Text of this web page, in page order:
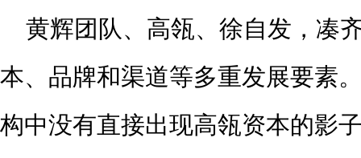
黄辉团队、高瓴、徐自发，凑
本、品牌和渠道等多重发展要素
构中没有直接出现高瓴资本的影